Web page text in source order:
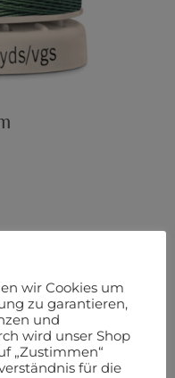
wir Cookies um
zu garantieren,
und
wird unser Shop
„Zustimmen“
für die